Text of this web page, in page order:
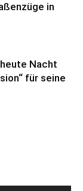
in
Nacht
für seine